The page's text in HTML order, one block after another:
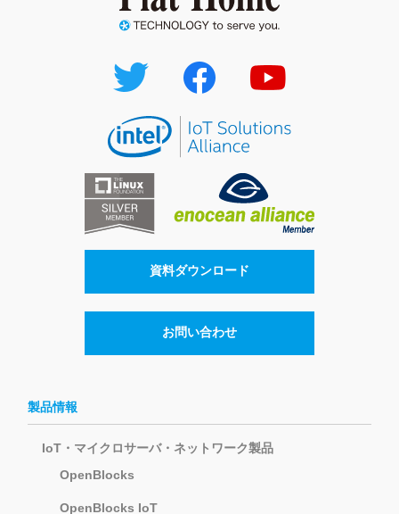
資料ダウンロード
お問い合わせ
製品情報
IoT・マイクロサーバ・ネットワーク製品
OpenBlocks
OpenBlocks IoT